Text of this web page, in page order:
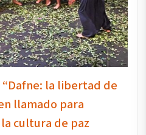
“Dafne: la libertad de
llamado para
cultura de paz